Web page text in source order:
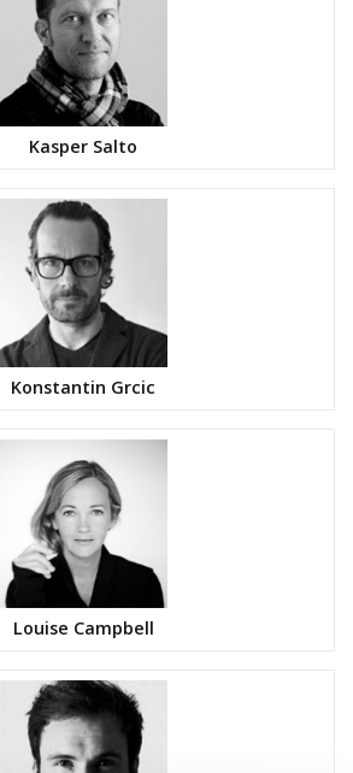
Kasper Salto
Konstantin Grcic
Louise Campbell